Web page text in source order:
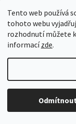
Tento web používá
tohoto webu
rozhodnutí můžete
informacízde.
Při neplatnosti